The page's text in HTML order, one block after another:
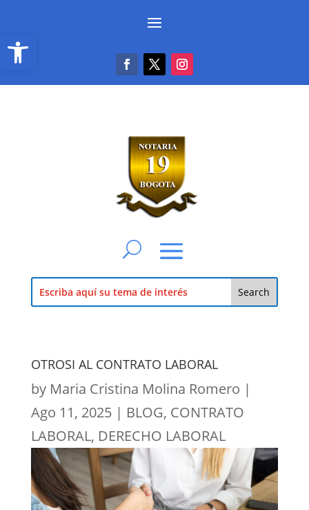
Abrir barra de herramientas
OTROSI AL CONTRATO LABORAL
by Maria Cristina Molina Romero |
Ago 11, 2025| BLOG, CONTRATO
LABORAL, DERECHO LABORAL